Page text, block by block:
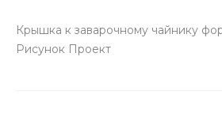
Крышка к заварочному чайнику
Рисунок Проект